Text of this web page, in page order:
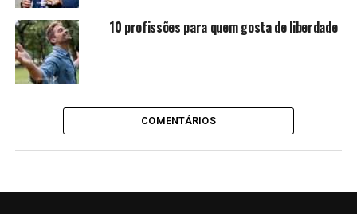
10 profissões para quem gosta de liberdade
COMENTÁRIOS